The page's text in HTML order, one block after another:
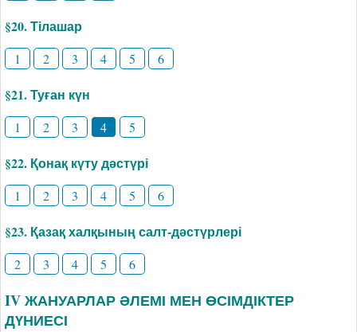
§20. Тілашар
1 2 3 4 5 6
§21. Туған күн
1 2 3 4 5
§22. Қонақ күту дәстүрі
1 2 3 4 5 6
§23. Қазақ халқының салт-дәстүрлері
2 3 4 5 6
IV ЖАНУАРЛАР ӘЛЕМІ МЕН ӨСІМДІКТЕР
ДҮНИЕСІ